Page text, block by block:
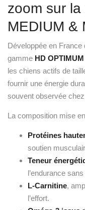
zoom sur
MEDIUM &
Développée en
gamme HD
les chiens actifs de
fournir une énergie
souvent observée
La composition mise
Protéines
soutien
Teneur
l’endurance
L-Carnitine,
l’effort.